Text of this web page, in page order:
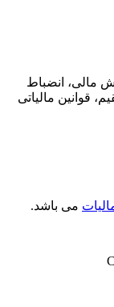
انضباط
قوانين مالياتی
می باشد.